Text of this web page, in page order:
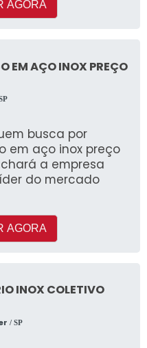
AGORA
EM AÇO INOX PREÇO
busca por
em aço inox preço
a empresa
do mercado
AGORA
INOX COLETIVO
/ SP